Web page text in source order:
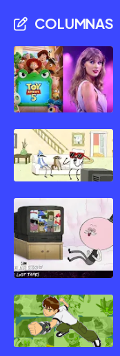
COLUMNAS